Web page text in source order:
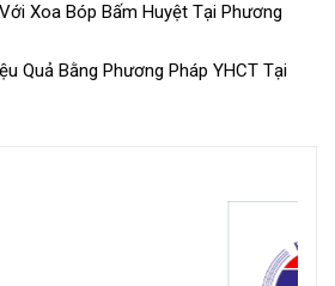
Xoa Bóp Bấm Huyệt Tại Phương
Quả Bằng Phương Pháp YHCT Tại